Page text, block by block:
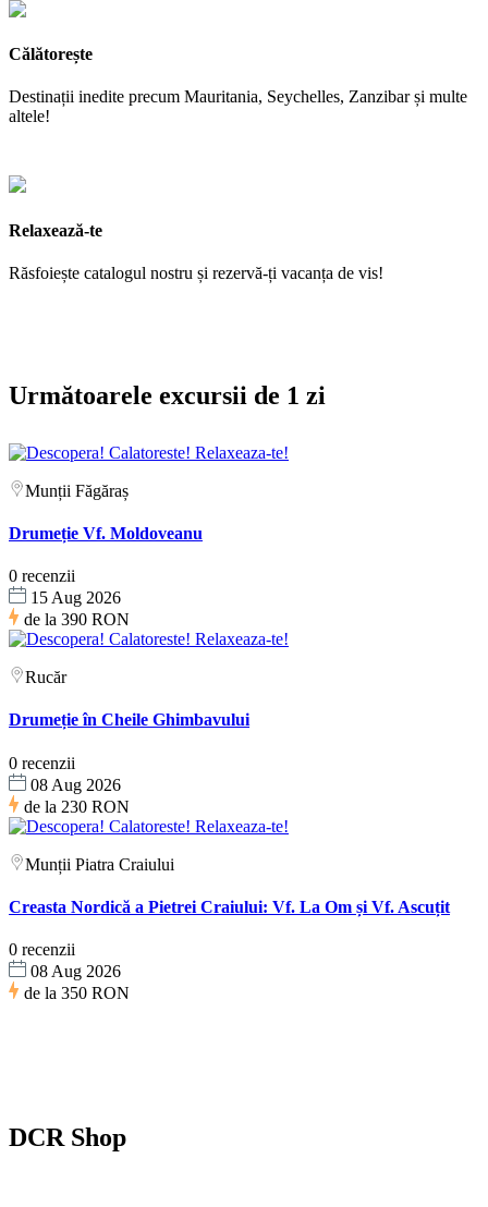
Călătorește
Destinații inedite precum Mauritania, Seychelles, Zanzibar și multe
altele!
Relaxează-te
Răsfoiește catalogul nostru și rezervă-ți vacanța de vis!
Următoarele excursii de 1 zi
Munții Făgăraș
Drumeție Vf. Moldoveanu
0 recenzii
15 Aug 2026
de la 390 RON
Rucăr
Drumeție în Cheile Ghimbavului
0 recenzii
08 Aug 2026
de la 230 RON
Munții Piatra Craiului
Creasta Nordică a Pietrei Craiului: Vf. La Om și Vf. Ascuțit
0 recenzii
08 Aug 2026
de la 350 RON
DCR Shop